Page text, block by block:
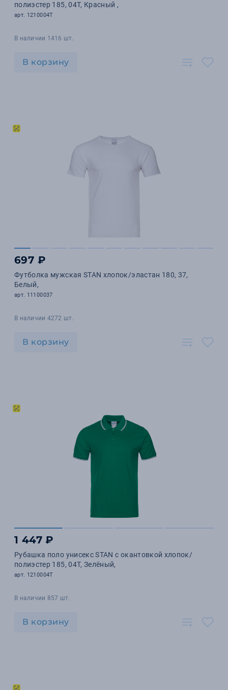
полиэстер 185, 04T, Красный ,
арт. 1210004T
В наличии 1416 шт.
В корзину
697 ₽
Футболка мужская STAN хлопок/эластан 180, 37,
Белый,
арт. 11100037
В наличии 4272 шт.
В корзину
1 447 ₽
Рубашка поло унисекс STAN с окантовкой хлопок/
полиэстер 185, 04T, Зелёный,
арт. 1210004T
В наличии 857 шт.
В корзину